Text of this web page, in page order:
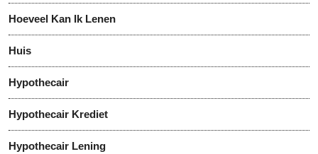
Hoeveel Kan Ik Lenen
Huis
Hypothecair
Hypothecair Krediet
Hypothecair Lening